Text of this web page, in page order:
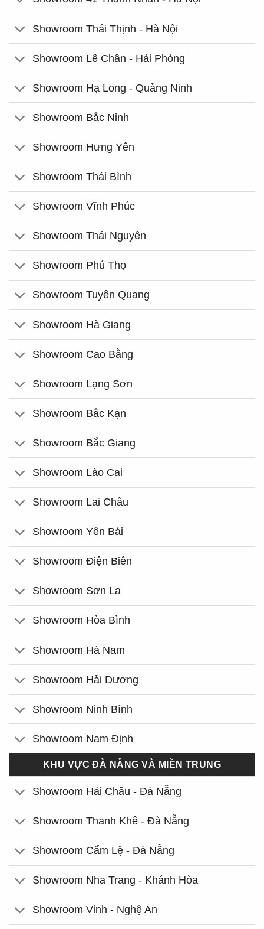
Showroom Thái Thịnh - Hà Nội
Showroom Lê Chân - Hải Phòng
Showroom Hạ Long - Quảng Ninh
Showroom Bắc Ninh
Showroom Hưng Yên
Showroom Thái Bình
Showroom Vĩnh Phúc
Showroom Thái Nguyên
Showroom Phú Thọ
Showroom Tuyên Quang
Showroom Hà Giang
Showroom Cao Bằng
Showroom Lạng Sơn
Showroom Bắc Kạn
Showroom Bắc Giang
Showroom Lào Cai
Showroom Lai Châu
Showroom Yên Bái
Showroom Điện Biên
Showroom Sơn La
Showroom Hòa Bình
Showroom Hà Nam
Showroom Hải Dương
Showroom Ninh Bình
Showroom Nam Định
KHU VỰC ĐÀ NẴNG VÀ MIỀN TRUNG
Showroom Hải Châu - Đà Nẵng
Showroom Thanh Khê - Đà Nẵng
Showroom Cẩm Lệ - Đà Nẵng
Showroom Nha Trang - Khánh Hòa
Showroom Vinh - Nghệ An